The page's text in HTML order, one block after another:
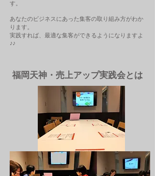
す。
あなたのビジネスにあった集客の取り組み方がわか
ります。
実践すれば、最適な集客ができるようになりますよ
♪♪
福岡天神・売上アップ実践会とは